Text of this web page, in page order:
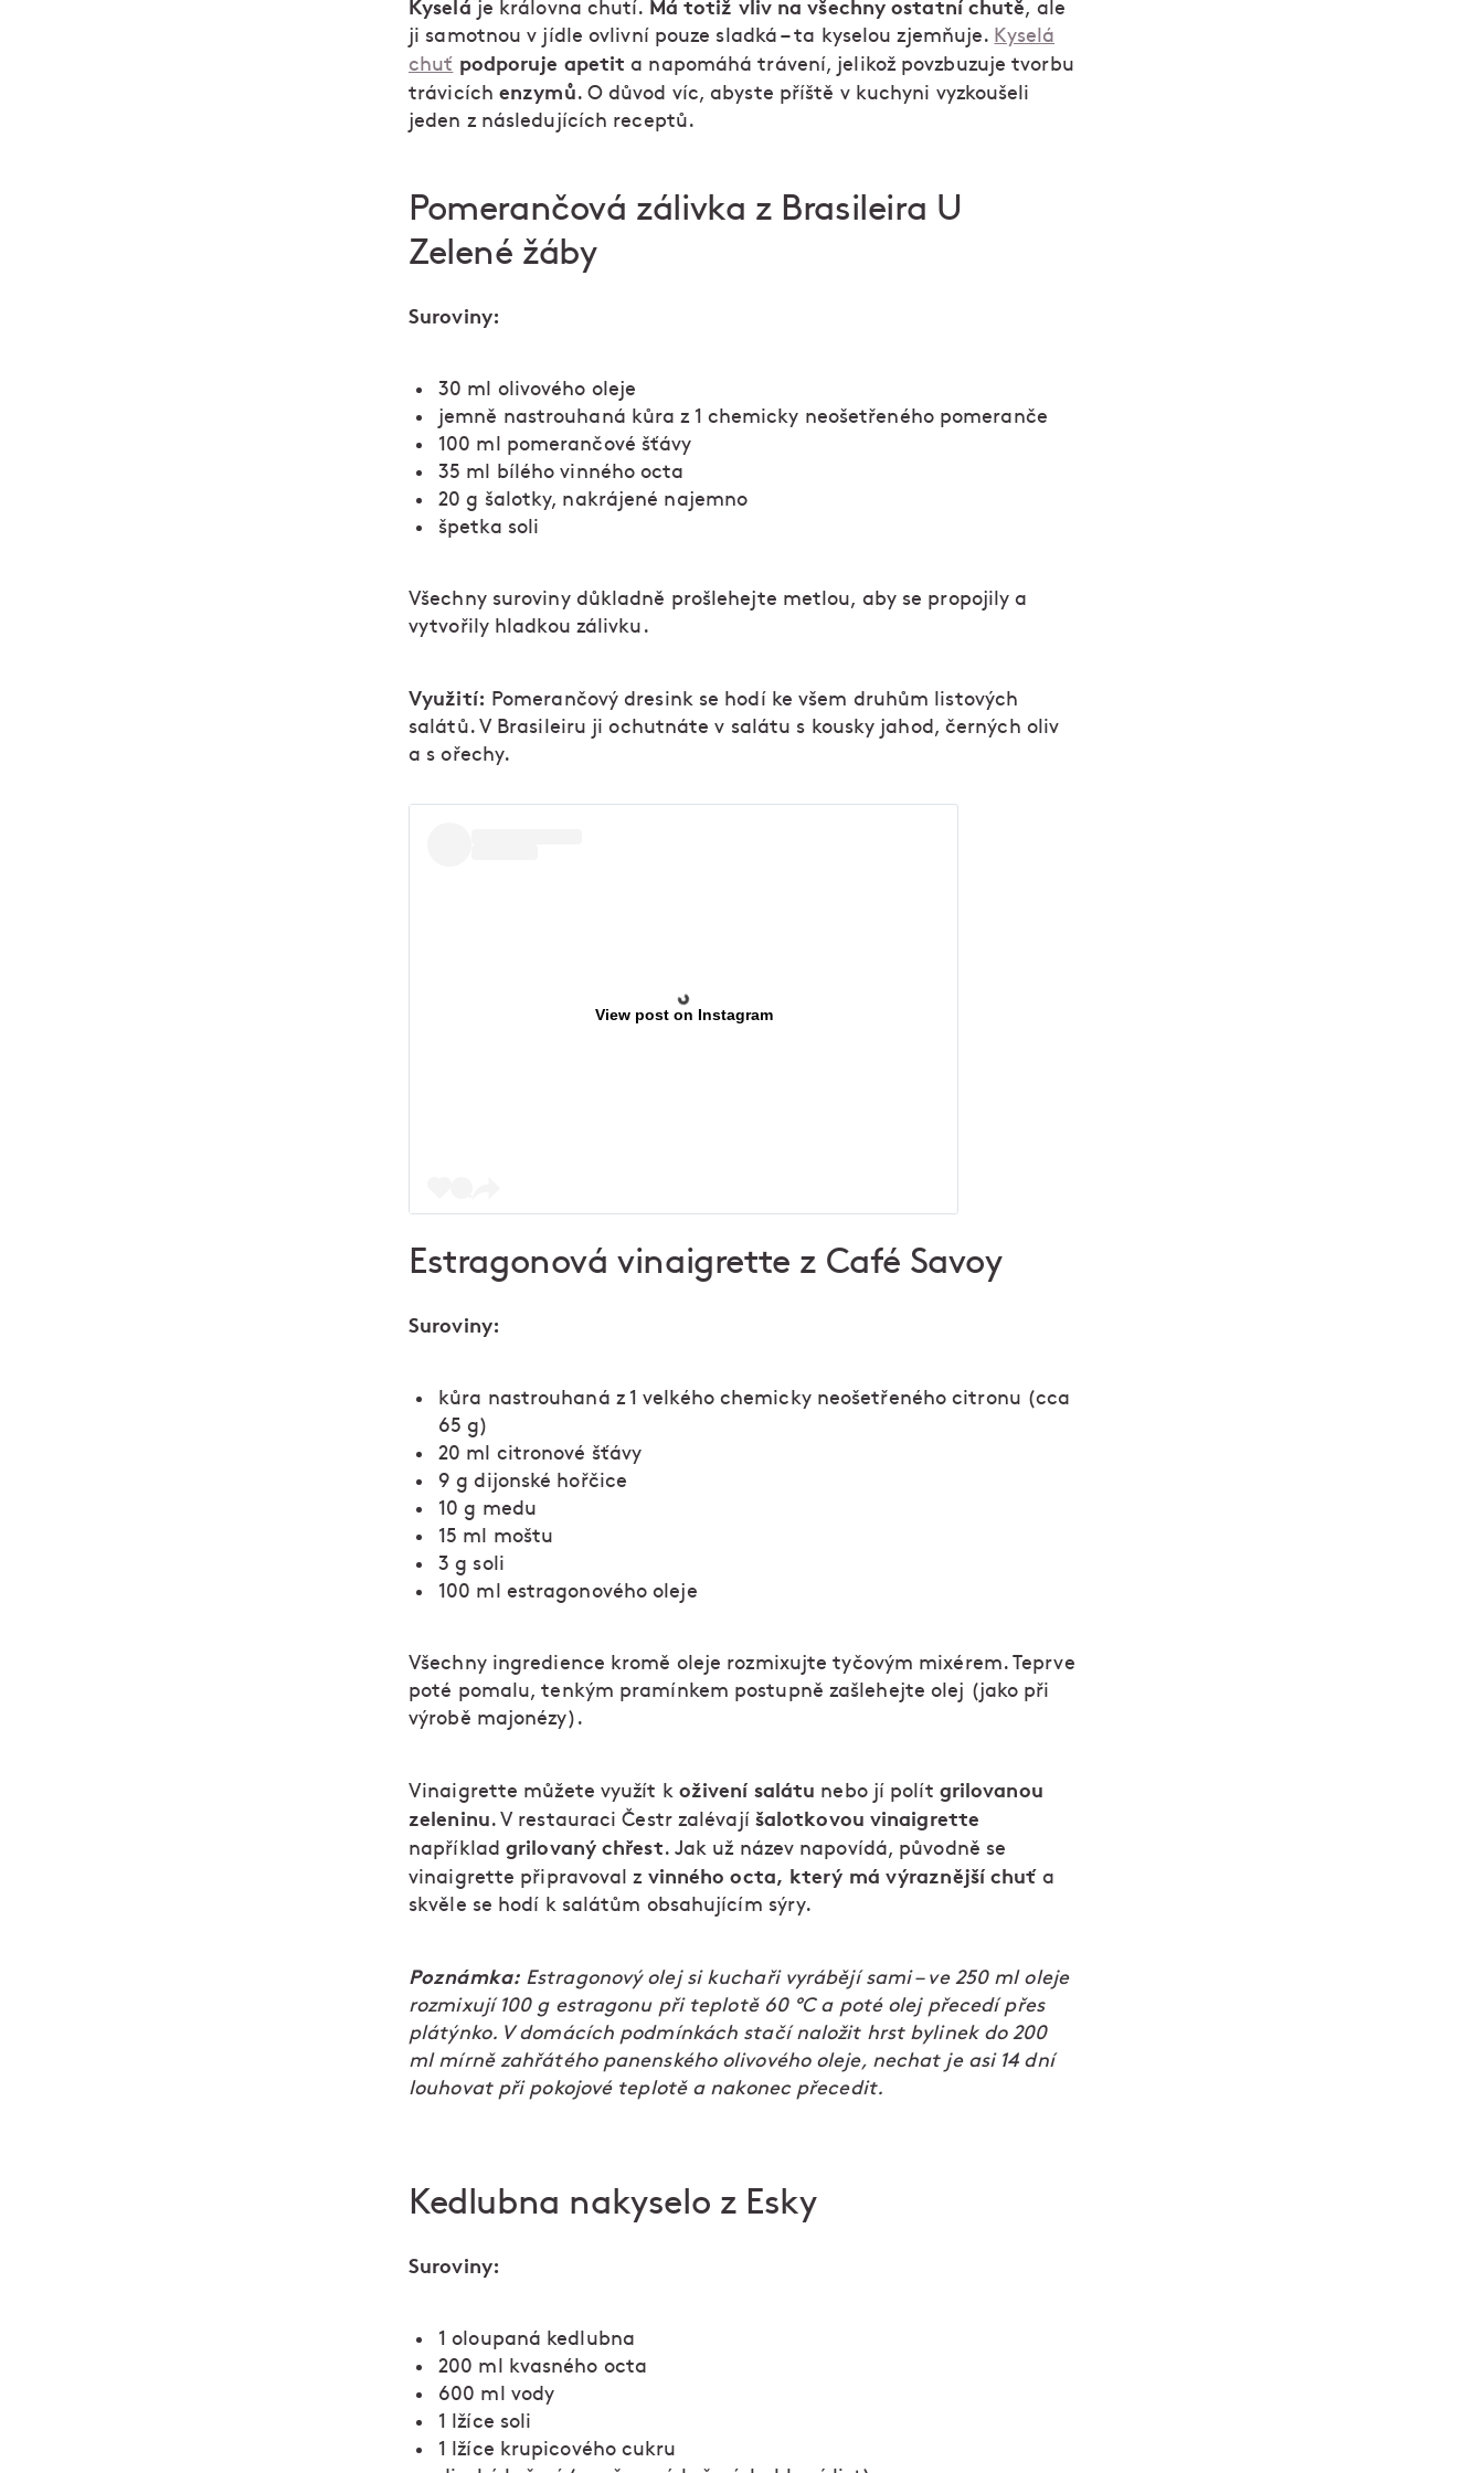
Kyselá je královna chutí. Má totiž vliv na všechny ostatní chutě, ale
ji samotnou v jídle ovlivní pouze sladká – ta kyselou zjemňuje. Kyselá
chuť podporuje apetit a napomáhá trávení, jelikož povzbuzuje tvorbu
trávicích enzymů. O důvod víc, abyste příště v kuchyni vyzkoušeli
jeden z následujících receptů.
Pomerančová zálivka z Brasileira U
Zelené žáby
Suroviny:
30 ml olivového oleje
jemně nastrouhaná kůra z 1 chemicky neošetřeného pomeranče
100 ml pomerančové šťávy
35 ml bílého vinného octa
20 g šalotky, nakrájené najemno
špetka soli
Všechny suroviny důkladně prošlehejte metlou, aby se propojily a
vytvořily hladkou zálivku.
Využití: Pomerančový dresink se hodí ke všem druhům listových
salátů. V Brasileiru ji ochutnáte v salátu s kousky jahod, černých oliv
a s ořechy.
View post on Instagram
Estragonová vinaigrette z Café Savoy
Suroviny:
kůra nastrouhaná z 1 velkého chemicky neošetřeného citronu (cca
65 g)
20 ml citronové šťávy
9 g dijonské hořčice
10 g medu
15 ml moštu
3 g soli
100 ml estragonového oleje
Všechny ingredience kromě oleje rozmixujte tyčovým mixérem. Teprve
poté pomalu, tenkým pramínkem postupně zašlehejte olej (jako při
výrobě majonézy).
Vinaigrette můžete využít koživení salátu nebo jí polít grilovanou
zeleninu. V restauraci Čestr zalévají šalotkovou vinaigrette
například grilovaný chřest. Jak už název napovídá, původně se
vinaigrette připravoval z vinného octa, který má výraznější chuť a
skvěle se hodí k salátům obsahujícím sýry.
Poznámka: Estragonový olej si kuchaři vyrábějí sami – ve 250 ml oleje
rozmixují 100 g estragonu při teplotě 60 °C a poté olej přecedí přes
plátýnko. V domácích podmínkách stačí naložit hrst bylinek do 200
ml mírně zahřátého panenského olivového oleje, nechat je asi 14 dní
louhovat při pokojové teplotě a nakonec přecedit.
Kedlubna nakyselo z Esky
Suroviny:
1 oloupaná kedlubna
200 ml kvasného octa
600 ml vody
1 lžíce soli
1 lžíce krupicového cukru